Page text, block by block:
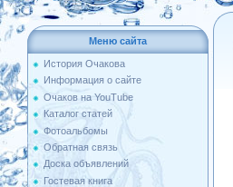
Меню сайта
История Очакова
Информация о сайте
Очаков на YouTube
Каталог статей
Фотоальбомы
Обратная связь
Доска объявлений
Гостевая книга